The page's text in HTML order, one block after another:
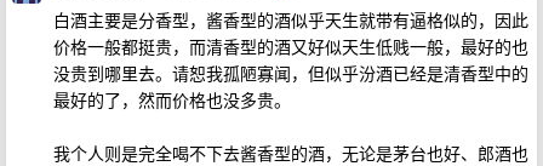
白酒主要是分香型，酱香型的酒似乎天生就带有逼格似的，因此
价格一般都挺贵，而清香型的酒又好似天生低贱一般，最好的也
没贵到哪里去。请恕我孤陋寡闻，但似乎汾酒已经是清香型中的
最好的了，然而价格也没多贵。
我个人则是完全喝不下去酱香型的酒，无论是茅台也好、郎酒也